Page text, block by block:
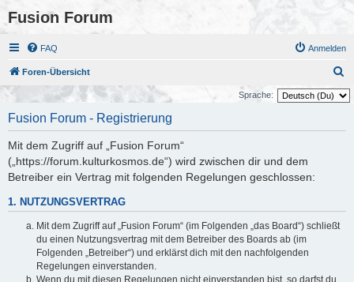
Fusion Forum
FAQ Anmelden
Foren-Übersicht
u
Sprache:
Fusion Forum - Registrierung
Mit dem Zugriff auf „Fusion Forum“
(„https://forum.kulturkosmos.de“) wird zwischen dir und dem
Betreiber ein Vertrag mit folgenden Regelungen geschlossen:
1. NUTZUNGSVERTRAG
Mit dem Zugriff auf „Fusion Forum“ (im Folgenden „das Board“) schließt
du einen Nutzungsvertrag mit dem Betreiber des Boards ab (im
Folgenden „Betreiber“) und erklärst dich mit den nachfolgenden
Regelungen einverstanden.
Wenn du mit diesen Regelungen nicht einverstanden bist, so darfst du